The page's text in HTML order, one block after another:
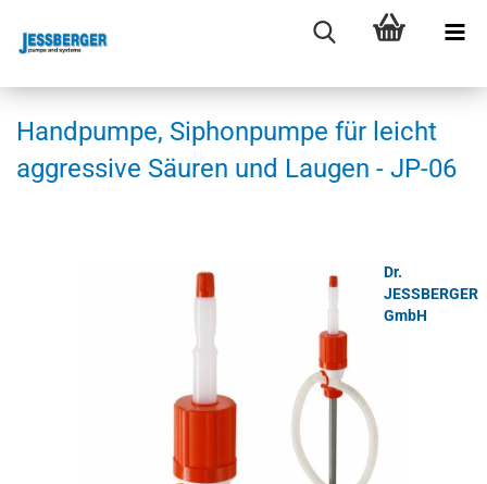
Hand­pum­pe, Si­phon­pum­pe für leicht
ag­gres­si­ve Säu­ren und Lau­gen - JP-06
Dr.
JESSBERGER
GmbH